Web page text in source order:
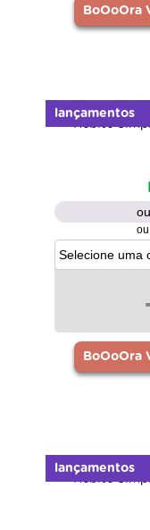
BoOoOra
Rebite
ou
BoOoOra
lançamentos
Rebite
lançamentos